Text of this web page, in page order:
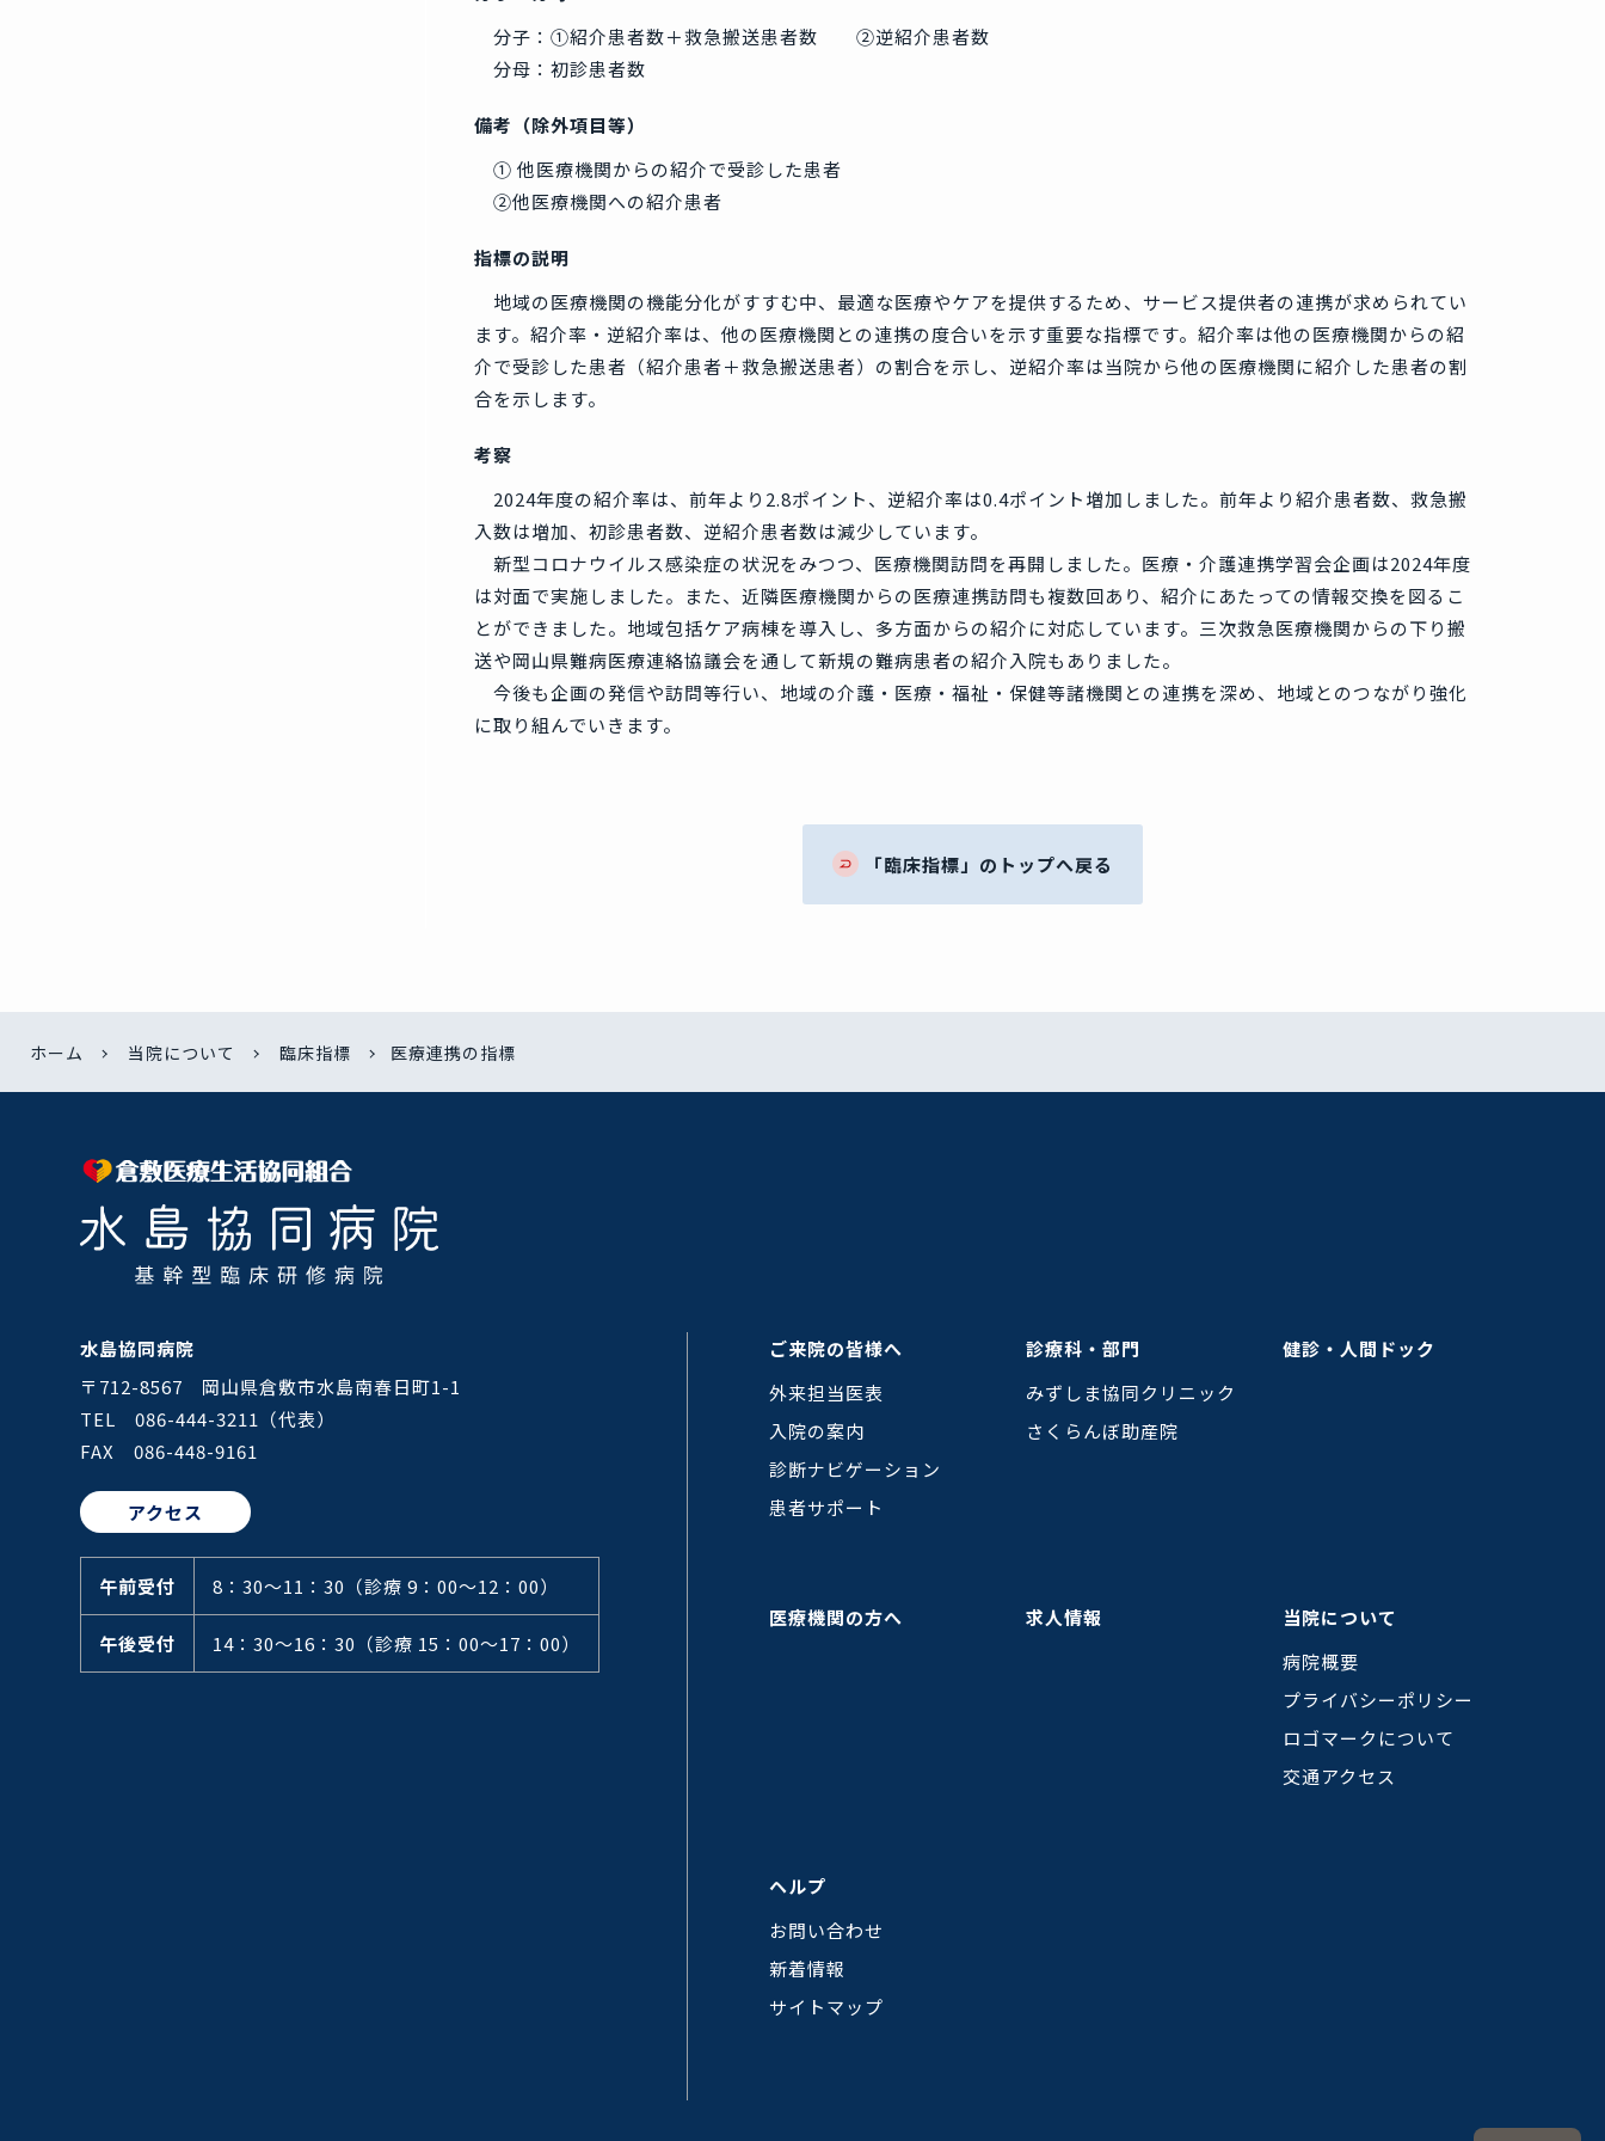
分子：①紹介患者数＋救急搬送患者数 ②逆紹介患者数
分母：初診患者数
備考（除外項目等）
① 他医療機関からの紹介で受診した患者
②他医療機関への紹介患者
指標の説明
地域の医療機関の機能分化がすすむ中、最適な医療やケアを提供するため、サービス提供者の連携が求められてい
ます。紹介率・逆紹介率は、他の医療機関との連携の度合いを示す重要な指標です。紹介率は他の医療機関からの紹
介で受診した患者（紹介患者＋救急搬送患者）の割合を示し、逆紹介率は当院から他の医療機関に紹介した患者の割
合を示します。
考察
2024年度の紹介率は、前年より2.8ポイント、逆紹介率は0.4ポイント増加しました。前年より紹介患者数、救急搬
入数は増加、初診患者数、逆紹介患者数は減少しています。
新型コロナウイルス感染症の状況をみつつ、医療機関訪問を再開しました。医療・介護連携学習会企画は2024年度
は対面で実施しました。また、近隣医療機関からの医療連携訪問も複数回あり、紹介にあたっての情報交換を図るこ
とができました。地域包括ケア病棟を導入し、多方面からの紹介に対応しています。三次救急医療機関からの下り搬
送や岡山県難病医療連絡協議会を通して新規の難病患者の紹介入院もありました。
今後も企画の発信や訪問等行い、地域の介護・医療・福祉・保健等諸機関との連携を深め、地域とのつながり強化
に取り組んでいきます。
「臨床指標」のトップへ戻る
ホーム 当院について 臨床指標 医療連携の指標
水島協同病院
〒712-8567 岡山県倉敷市水島南春日町1-1
TEL 086-444-3211（代表）
FAX 086-448-9161
アクセス
午前受付 8：30～11：30 （診療 9：00～12：00）
午後受付 14：30～16：30 （診療 15：00～17：00）
ご来院の皆様へ
外来担当医表
入院の案内
診断ナビゲーション
患者サポート
診療科・部門
みずしま協同クリニック
さくらんぼ助産院
健診・人間ドック
医療機関の方へ 求人情報
当院について
病院概要
プライバシーポリシー
ロゴマークについて
交通アクセス
ヘルプ
お問い合わせ
新着情報
サイトマップ